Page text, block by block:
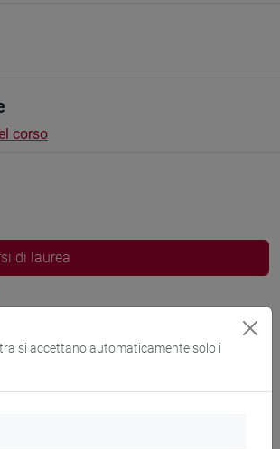
corso
di laurea
si accettano automaticamente solo i